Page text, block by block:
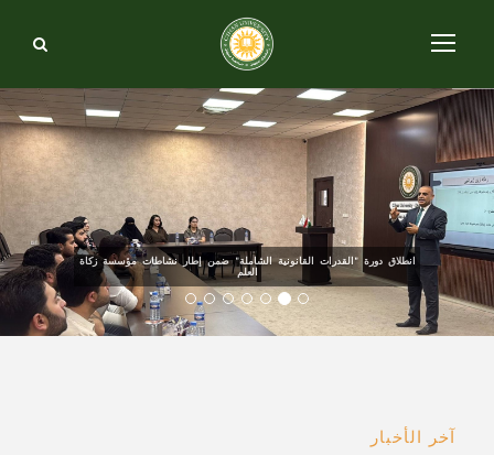
انطلاق دورة "القدرات القانونية الشاملة" ضمن إطار نشاطات مؤسسة زكاة
العلم
آخر الأخبار